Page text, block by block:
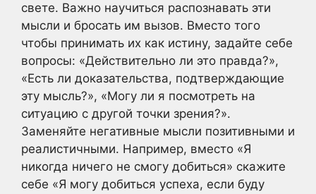
свете. Важно научиться распознавать эти
мысли и бросать им вызов. Вместо того
чтобы принимать их как истину, задайте себе
вопросы: «Действительно ли это правда?»,
«Есть ли доказательства, подтверждающие
эту мысль?», «Могу ли я посмотреть на
ситуацию с другой точки зрения?».
Заменяйте негативные мысли позитивными и
реалистичными. Например, вместо «Я
никогда ничего не смогу добиться» скажите
себе «Я могу добиться успеха, если буду